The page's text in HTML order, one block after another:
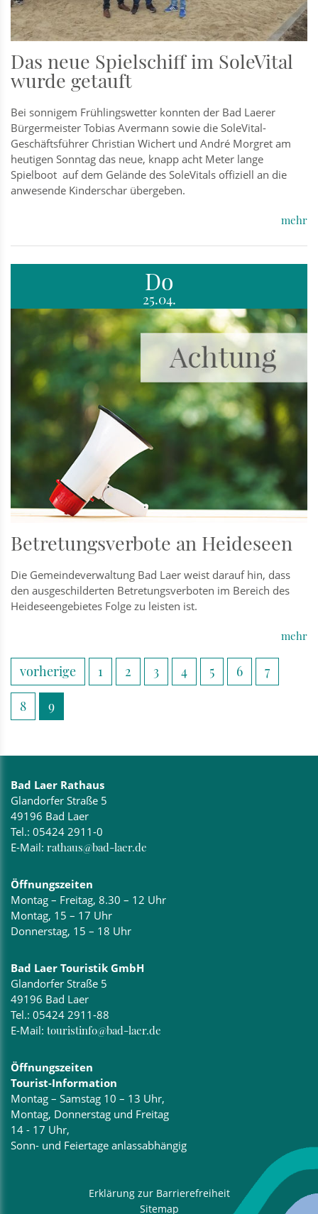
Das neue Spielschiff im SoleVital
wurde getauft
Bei sonnigem Frühlingswetter konnten der Bad Laerer
Bürgermeister Tobias Avermann sowie die SoleVital-
Geschäftsführer Christian Wichert und André Morgret am
heutigen Sonntag das neue, knapp acht Meter lange
Spielboot auf dem Gelände des SoleVitals offiziell an die
anwesende Kinderschar übergeben.
mehr
Do
25.04.
Betretungsverbote an Heideseen
Die Gemeindeverwaltung Bad Laer weist darauf hin, dass
den ausgeschilderten Betretungsverboten im Bereich des
Heideseengebietes Folge zu leisten ist.
mehr
vorherige 1 2 3 4 5 6 7
8 9
Bad Laer Rathaus
Glandorfer Straße 5
49196 Bad Laer
Tel.: 05424 2911-0
E-Mail: rathaus@bad-laer.de
Öffnungszeiten
Montag – Freitag, 8.30 – 12 Uhr
Montag, 15 – 17 Uhr
Donnerstag, 15 – 18 Uhr
Bad Laer Touristik GmbH
Glandorfer Straße 5
49196 Bad Laer
Tel.: 05424 2911-88
E-Mail: touristinfo@bad-laer.de
Öffnungszeiten
Tourist-Information
Montag – Samstag 10 – 13 Uhr,
Montag, Donnerstag und Freitag
14 - 17 Uhr,
Sonn- und Feiertage anlassabhängig
Erklärung zur Barrierefreiheit
Sitemap